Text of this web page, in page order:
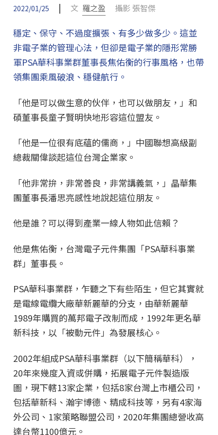
2022/01/25 | 文 羅之盈 攝影 張智傑
穩定、保守、不過度擴張、有多少做多少。這並
非電子業的管理心法，但卻是電子業的隱形常勝
軍PSA華科事業群董事長焦佑衡的行事風格，也帶
領集團乘風破浪、穩健航行。
「他是可以做生意的伙伴，也可以做朋友，」和
碩董事長童子賢明快地形容這位盟友。
「他是一位很有底蘊的儒商，」中國聯想高級副
總裁關偉談起這位台灣企業家。
「他非常拚，非常善良，非常講義氣，」晶華集
團董事長潘思亮感性地說起這位朋友。
他是誰？可以得到產業一線人物如此信賴？
他是焦佑衡，台灣電子元件集團「PSA華科事業
群」董事長。
PSA華科事業群，乍聽之下有些陌生，但它其實就
是電線電纜大廠華新麗華的分支，由華新麗華
1989年購買的萬邦電子改制而成，1992年更名華
新科技，以「被動元件」為發展核心。
2002年組成PSA華科事業群（以下簡稱華科），
20年來幾度入資或併購，拓展電子元件製造版
圖，現下轄13家企業，包括8家台灣上市櫃公司，
包括華新科、瀚宇博德、精成科技等，另有4家海
外公司、1家策略聯盟公司，2020年集團總營收高
達台幣1100億元。